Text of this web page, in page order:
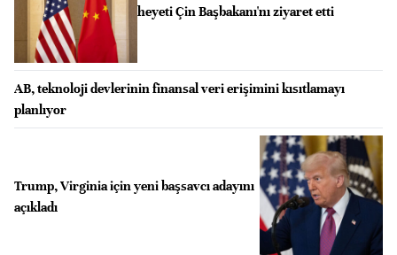
heyeti Çin Başbakanı'nı ziyaret etti
AB, teknoloji devlerinin finansal veri erişimini kısıtlamayı
planlıyor
Trump, Virginia için yeni başsavcı adayını
açıkladı